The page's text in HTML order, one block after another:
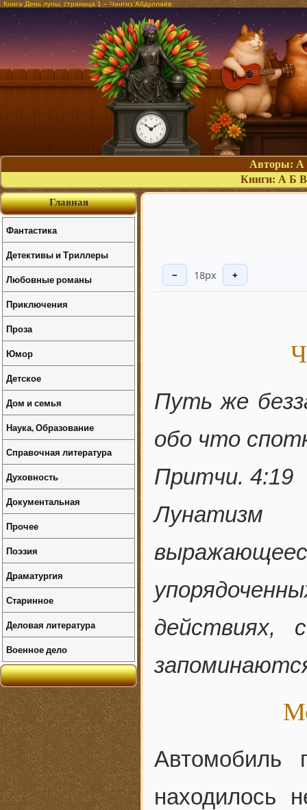
Книга День луны, страница 1 – Чингиз Абдуллаев
Авторы: А
Книги: А Б В
− 18px +
Путь же
обо что
Притчи. 4:19
Лунатизм
действиях,
находилось
Главная
Фантастика
Детективы и Триллеры
Любовные романы
Приключения
Проза
Юмор
Детское
Дом и семья
Наука, Образование
Справочная литература
Духовность
Документальная
Прочее
Поэзия
Драматургия
Старинное
Деловая литература
Военное дело